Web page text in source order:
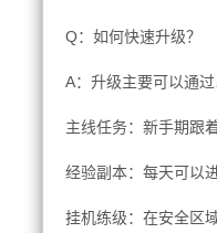
Q：如何快速升级？
A：升级主要可以通过
主线任务：新手期跟
经验副本：每天可以
挂机练级：在安全区